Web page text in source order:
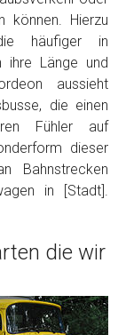
können. Hierzu
häufiger in
ihre Länge und
aussieht
die einen
Fühler auf
dieser
Bahnstrecken
in [Stadt].
die wir